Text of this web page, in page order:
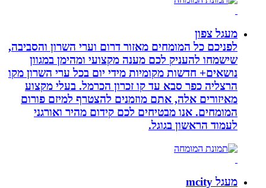
מעגל צפון
לפניכם כל המומחים מאזור דרום וערי השרון והסביבה,
שישמחו להעניק לכם מענה מקצועי ומהימן במגוון
נושאים+ חדשות מקומיות מידי יום בכל ערי השרון מקו
הרצליה כפר סבא עד קו זכרון הכרמל. בעלי מקצוע
מאיזורים אלה, אתם מוזמנים להצטרף למיזם פורום
המומחים. אנו מבטיחים לכם קידום מהיר ואורגני
לעמוד הראשון בגוגל.
מעגל mcity